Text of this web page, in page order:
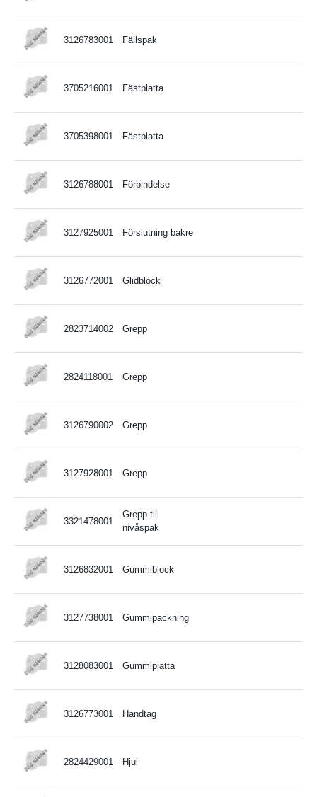
3126783001 Fällspak
3705216001 Fästplatta
3705398001 Fästplatta
3126788001 Förbindelse
3127925001 Förslutning bakre
3126772001 Glidblock
2823714002 Grepp
2824118001 Grepp
3126790002 Grepp
3127928001 Grepp
3321478001
Grepp till
nivåspak
3126832001 Gummiblock
3127738001 Gummipackning
3128083001 Gummiplatta
3126773001 Handtag
2824429001 Hjul